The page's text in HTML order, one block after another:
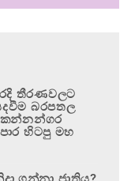
තීරණවලට
බරපතල
කන්නන්ගර
හිටපු මහ